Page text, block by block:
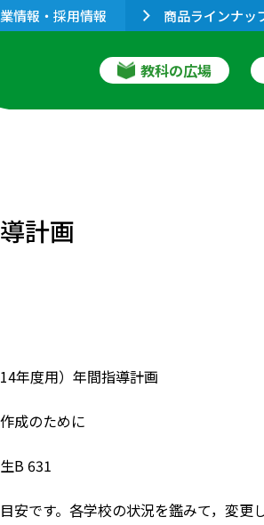
情報・採用情報 商品ラインナッ
教科の広場
計画
年度用）年間指導計画
成のために
B 631
安です。各学校の状況を鑑みて，変更